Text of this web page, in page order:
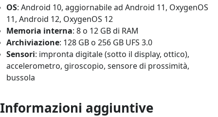
OS: Android 10, aggiornabile ad Android 11, OxygenOS
11, Android 12, OxygenOS 12
Memoria interna: 8 o 12 GB di RAM
Archiviazione: 128 GB o 256 GB UFS 3.0
Sensori: impronta digitale (sotto il display, ottico),
accelerometro, giroscopio, sensore di prossimità,
bussola
Informazioni aggiuntive